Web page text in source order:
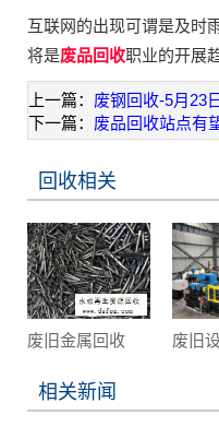
互联网的出现可谓是及时
将是废品回收职业的开展
上一篇： 废钢回收-5月23
下一篇： 废品回收站点有
回收相关
废旧金属回收 废旧
相关新闻